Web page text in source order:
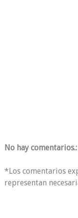
No hay comentarios.:
*Los comentarios
representan